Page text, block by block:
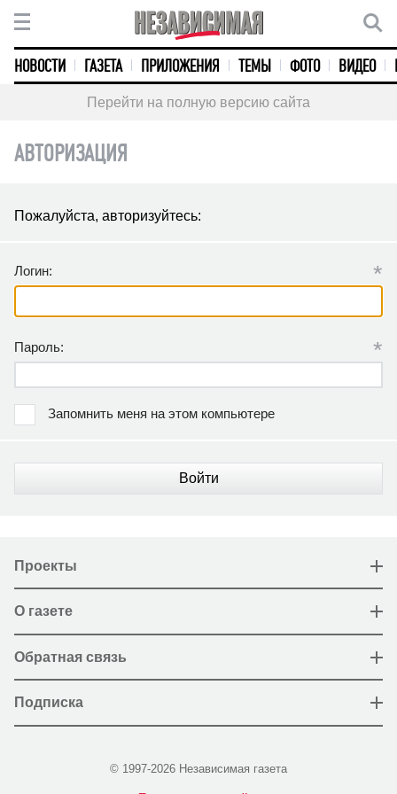
НОВОСТИ ГАЗЕТА ПРИЛОЖЕНИЯ ТЕМЫ ФОТО ВИДЕО
Перейти на полную версию сайта
АВТОРИЗАЦИЯ
Пожалуйста, авторизуйтесь:
Логин: *
Пароль: *
Запомнить меня на этом компьютере
Войти
Проекты
О газете
Обратная связь
Подписка
© 1997-2026 Независимая газета